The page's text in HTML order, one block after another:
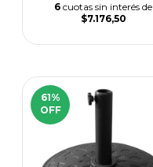
6 cuotas sin interés de
$7.176,50
61%
OFF